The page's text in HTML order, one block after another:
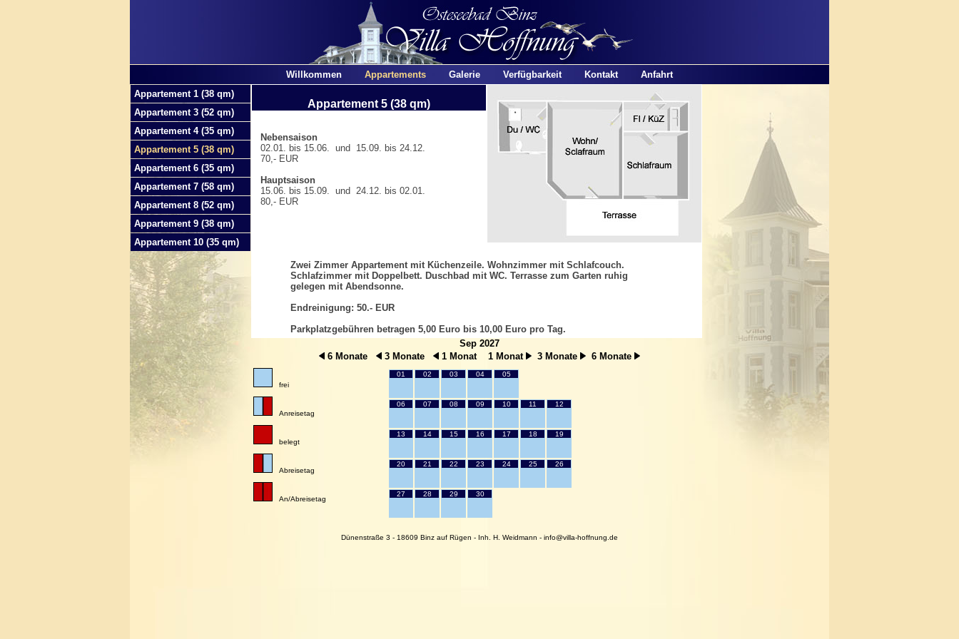
Willkommen Appartements Galerie Verfügbarkeit Kontakt
Anfahrt
Appartement 1 (38 qm)
Appartement 3 (52 qm)
Appartement 4 (35 qm)
Appartement 5 (38 qm)
Appartement 6 (35 qm)
Appartement 7 (58 qm)
Appartement 8 (52 qm)
Appartement 9 (38 qm)
Appartement 10 (35 qm)
Appartement 5 (38 qm)
Nebensaison
02.01. bis 15.06. und 15.09. bis 24.12.
70,- EUR
Hauptsaison
15.06. bis 15.09. und 24.12. bis 02.01.
80,- EUR
Zwei Zimmer Appartement mit Küchenzeile. Wohnzimmer mit Schlafcouch.
Schlafzimmer mit Doppelbett. Duschbad mit WC. Terrasse zum Garten ruhig
gelegen mit Abendsonne.
Endreinigung: 50.- EUR
Parkplatzgebühren betragen 5,00 Euro bis 10,00 Euro pro Tag.
Sep 2027
6 Monate
3 Monate 1 Monat 1 Monat 3 Monate 6 Monate
frei
Anreisetag
belegt
Abreisetag
An/Abreisetag
01 02 03 04 05
06 07 08 09 10 11 12
13 14 15 16 17 18 19
20 21 22 23 24 25 26
27 28 29 30
Dünenstraße 3 - 18609 Binz auf Rügen - Inh. H. Weidmann - info@villa-hoffnung.de